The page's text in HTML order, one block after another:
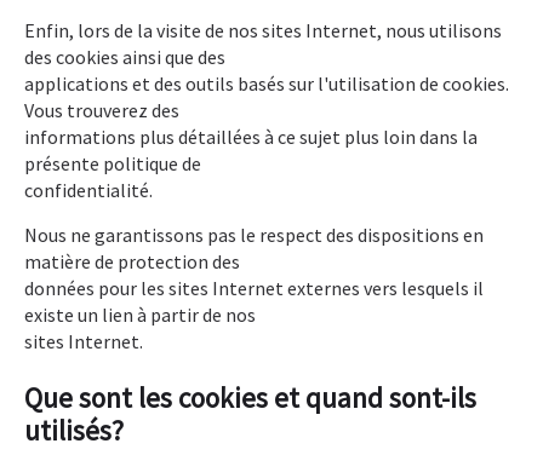
Enfin, lors de la visite de nos sites Internet, nous utilisons
des cookies ainsi que des
applications et des outils basés sur l'utilisation de cookies.
Vous trouverez des
informations plus détaillées à ce sujet plus loin dans la
présente politique de
confidentialité.
Nous ne garantissons pas le respect des dispositions en
matière de protection des
données pour les sites Internet externes vers lesquels il
existe un lien à partir de nos
sites Internet.
Que sont les cookies et quand sont-ils
utilisés?